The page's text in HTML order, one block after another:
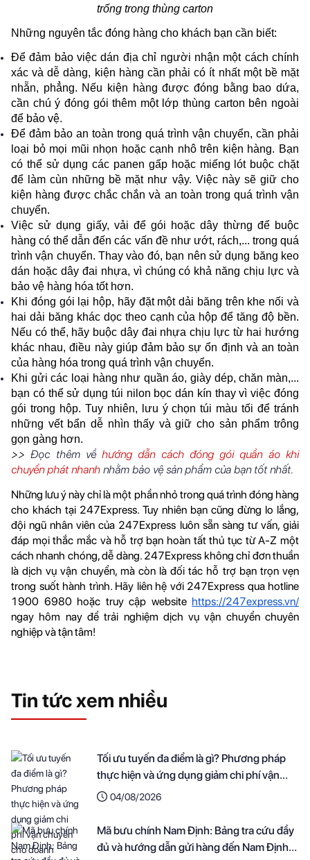
trống trong thùng carton
Những nguyên tắc đóng hàng cho khách bạn cần biết:
Để đảm bảo việc dán địa chỉ người nhận một cách chính
xác và dễ dàng, kiện hàng cần phải có ít nhất một bề mặt
nhẵn, phẳng. Nếu kiện hàng được đóng bằng bao dứa,
cần chú ý đóng gói thêm một lớp thùng carton bên ngoài
để bảo vệ.
Để đảm bảo an toàn trong quá trình vận chuyển, cần phải
loại bỏ mọi mũi nhọn hoặc cạnh nhô trên kiện hàng. Bạn
có thể sử dụng các panen gấp hoặc miếng lót buộc chặt
để làm cùn những bề mặt như vậy. Việc này sẽ giữ cho
kiện hàng được chắc chắn và an toàn trong quá trình vận
chuyển.
Việc sử dụng giấy, vải để gói hoặc dây thừng để buộc
hàng có thể dẫn đến các vấn đề như ướt, rách,... trong quá
trình vận chuyển. Thay vào đó, bạn nên sử dụng băng keo
dán hoặc dây đai nhựa, vì chúng có khả năng chịu lực và
bảo vệ hàng hóa tốt hơn.
Khi đóng gói lại hộp, hãy đặt một dải băng trên khe nối và
hai dải băng khác dọc theo cạnh của hộp để tăng độ bền.
Nếu có thể, hãy buộc dây đai nhựa chịu lực từ hai hướng
khác nhau, điều này giúp đảm bảo sự ổn định và an toàn
của hàng hóa trong quá trình vận chuyển.
Khi gửi các loại hàng như quần áo, giày dép, chăn màn,...
bạn có thể sử dụng túi nilon bọc dán kín thay vì việc đóng
gói trong hộp. Tuy nhiên, lưu ý chọn túi màu tối để tránh
những vết bẩn dễ nhìn thấy và giữ cho sản phẩm trông
gọn gàng hơn.
>> Đọc thêm vềhướng dẫn cách đóng gói quần áo khi
chuyển phát nhanh nhằm bảo vệ sản phẩm của bạn tốt nhất.
Những lưu ý này chỉ là một phần nhỏ trong quá trình đóng hàng
cho khách tại 247Express. Tuy nhiên bạn cũng đừng lo lắng,
đội ngũ nhân viên của 247Express luôn sẵn sàng tư vấn, giải
đáp mọi thắc mắc và hỗ trợ bạn hoàn tất thủ tục từ A-Z một
cách nhanh chóng, dễ dàng. 247Express không chỉ đơn thuần
là dịch vụ vận chuyển, mà còn là đối tác hỗ trợ bạn trọn vẹn
trong suốt hành trình. Hãy liên hệ với 247Express qua hotline
1900 6980 hoặc truy cập website https://247express.vn/
ngay hôm nay để trải nghiệm dịch vụ vận chuyển chuyên
nghiệp và tận tâm!
Tin tức xem nhiều
Tối ưu tuyến đa điểm là gì? Phương pháp
thực hiện và ứng dụng giảm chi phí vận
chuyển cho doanh nghiệp
04/08/2026
Mã bưu chính Nam Định: Bảng tra cứu đầy
đủ và hướng dẫn gửi hàng đến Nam Định